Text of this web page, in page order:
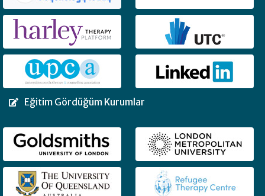
Eğitim Gördüğüm Kurumlar